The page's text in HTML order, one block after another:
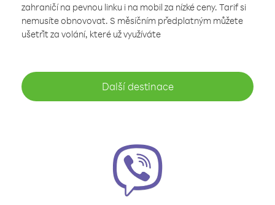
zahraničí na pevnou linku i na mobil za nízké ceny. Tarif si
nemusíte obnovovat. S měsíčním předplatným můžete
ušetřit za volání, které už využíváte
Další destinace